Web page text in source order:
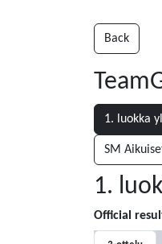
Back
1. luokka
SM
1.
Official